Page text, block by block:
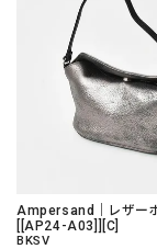
Ampersand｜レザー
[[AP24-A03]][C]
BKSV